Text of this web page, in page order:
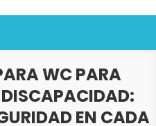
WC PARA
EN CADA